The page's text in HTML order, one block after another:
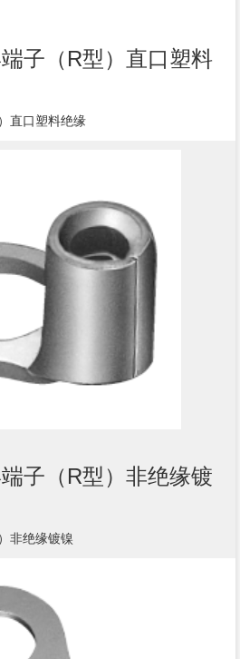
子（R型）直口塑料
直口塑料绝缘
子（R型）非绝缘镀
非绝缘镀镍